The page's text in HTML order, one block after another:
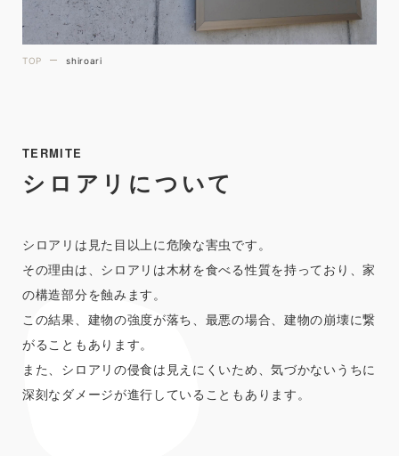
TOP shiroari
TERMITE
シロアリについて
シロアリは見た目以上に危険な害虫です。
その理由は、シロアリは木材を食べる性質を持っており、家
の構造部分を蝕みます。
この結果、建物の強度が落ち、最悪の場合、建物の崩壊に繋
がることもあります。
また、シロアリの侵食は見えにくいため、気づかないうちに
深刻なダメージが進行していることもあります。